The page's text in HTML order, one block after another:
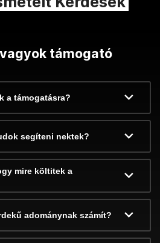
támogató
a támogatásra?
segíteni nektek?
mire költitek a
adománynak számít?